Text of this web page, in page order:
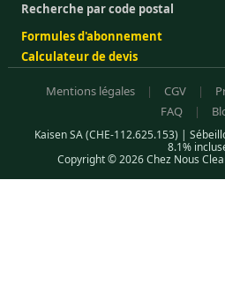
Recherche par code postal
Formules d'abonnement
Calculateur de devis
Mentions légales | CGV |
FAQ
|
Kaisen SA (CHE-112.625.153) |
8.1%
Copyright © 2026 Chez Nous